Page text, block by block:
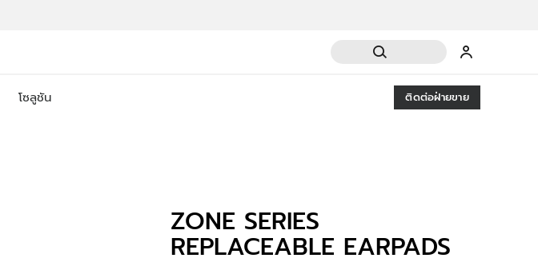
โซลูชัน ติดต่อฝ่ายขาย
ZONE SERIES
REPLACEABLE EARPADS